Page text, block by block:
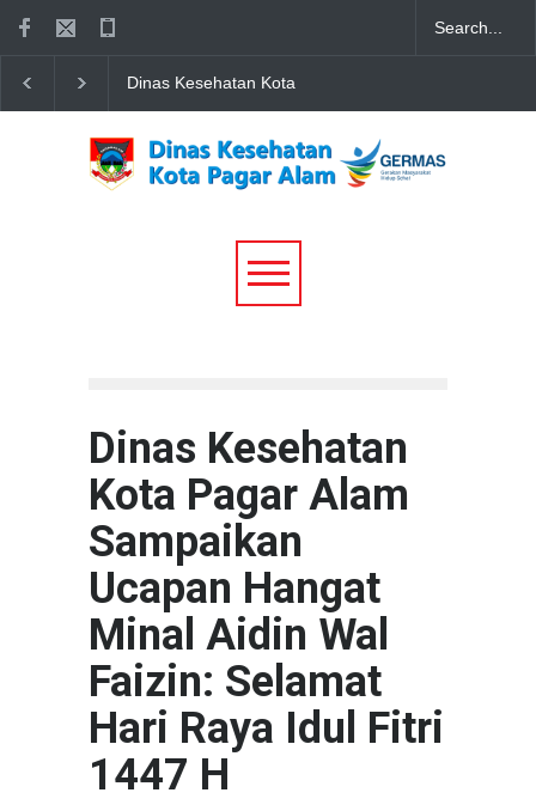
Dinas Kesehatan Kota
Ucapan Hangat Minal Aidin
Raya Idul Fitri 1447 H
RSUD Besemah
Kota Pagar Alam
Dinas Kesehatan
Kota Pagar Alam
Sampaikan
Ucapan Hangat
Minal Aidin Wal
Faizin: Selamat
Hari Raya Idul Fitri
1447 H